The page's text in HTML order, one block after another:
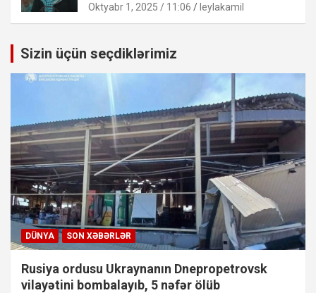
Oktyabr 1, 2025 / 11:06 leylakamil
Sizin üçün seçdiklərimiz
DÜNYA SON XƏBƏRLƏR
Rusiya ordusu Ukraynanın Dnepropetrovsk
vilayətini bombalayıb, 5 nəfər ölüb